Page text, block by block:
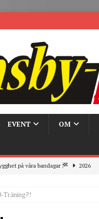
EVENT OM
på våra bandagar 2026
the pits
Träning?!